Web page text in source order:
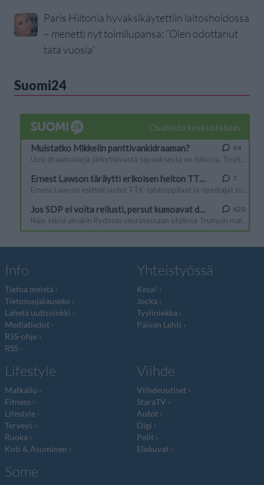
Paris Hiltonia hyväksikäytettiin laitoshoidossa
– menetti nyt toimilupansa: ”Olen odottanut
tätä vuosia”
Suomi24
Info
Tietoa meistä
Tietosuojalauseke
Lähetä uutisvinkki
Mediatiedot
RSS-ohje
RSS
Yhteistyössä
Kesä!
Jocka
Tyyliniekka
Päivän Lehti
Lifestyle
Matkailu
Fitness
Lifestyle
Terveys
Ruoka
Koti & Asuminen
Viihde
Viihdeuutiset
StaraTV
Autot
Digi
Pelit
Elokuvat
Some